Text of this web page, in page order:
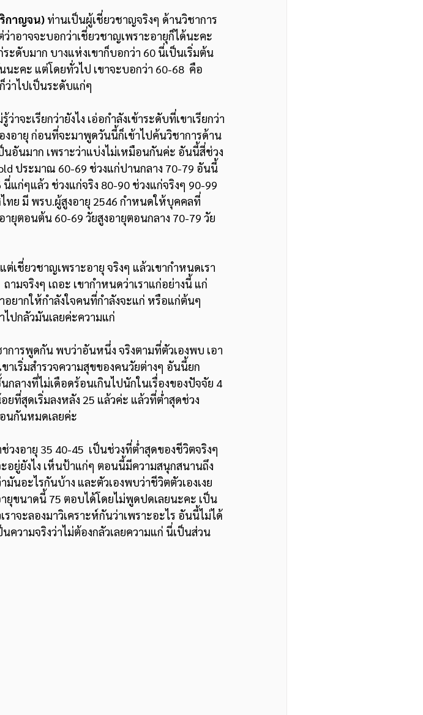
กาญจน) ท่านเป็นผู้เชี่ยวชาญจริงๆ ด้านวิชาการ
าอาจจะบอกว่าเชี่ยวชาญเพราะอายุก็ได้นะคะ
ะดับมาก บางแห่งเขาก็บอกว่า 60 นี่เป็นเริ่มต้น
ะคะ แต่โดยทั่วไป เขาจะบอกว่า 60-68  คือ
ว่าไปเป็นระดับแก่ๆ
งอายุ ก่อนที่จะมาพูดวันนี้ก็เข้าไปค้นวิชาการด้าน
อันมาก เพราะว่าแบ่งไม่เหมือนกันค่ะ อันนี้สี่ช่วง
ประมาณ 60-69 ช่วงแก่ปานกลาง 70-79 อันนี้
แก่ๆแล้ว ช่วงแก่จริง 80-90 ช่วงแก่จริงๆ 90-99
ทย มี พรบ.ผู้สูงอายุ 2546 กำหนดให้บุคคลที่
ยุตอนต้น 60-69 วัยสูงอายุตอนกลาง 70-79 วัย
มจริงๆ เถอะ เขากำหนดว่าเราแก่อย่างนี้ แก่
ยากให้กำลังใจคนที่กำลังจะแก่ หรือแก่ต้นๆ
ปกลัวมันเลยค่ะความแก่
าเริ่มสำรวจความสุขของคนวัยต่างๆ อันนี้ยก
ลางที่ไม่เดือดร้อนเกินไปนักในเรื่องของปัจจัย 4
ที่สุดเริ่มลงหลัง 25 แล้วค่ะ แล้วที่ต่ำสุดช่วง
นกันหมดเลยค่ะ
อยู่ยังไง เห็นป้าแก่ๆ ตอนนี้มีความสนุกสนานถึง
นอะไรกันบ้าง และตัวเองพบว่าชีวิตตัวเองเงย
ยุขนาดนี้ 75 ตอบได้โดยไม่พูดปดเลยนะคะ เป็น
จะลองมาวิเคราะห์กันว่าเพราะอะไร อันนี้ไม่ได้
วามจริงว่าไม่ต้องกลัวเลยความแก่ นี่เป็นส่วน